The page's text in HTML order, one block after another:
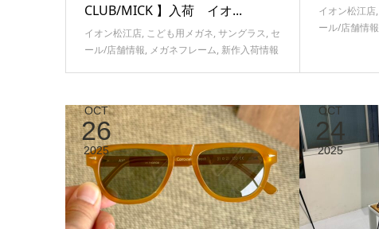
CLUB/MICK 】入荷 イオ...
イオン松江店, こども用メガネ, サングラス, セ
ール/店舗情報, メガネフレーム, 新作入荷情報
イオン松江店,
ール/店舗情報
OCT
26
2025
OCT
24
2025